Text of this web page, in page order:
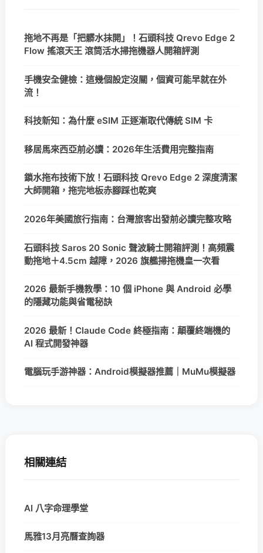
拖地不再是「把髒水抹開」！石頭科技 Qrevo Edge 2
Flow 搖滾天王 滾筒活水掃拖機器人開箱評測
手機安全健檢：這幾個設定沒關，個資可能早就在外
流！
科技新知：為什麼 eSIM 正逐漸取代傳統 SIM 卡
移居馬來西亞前必讀：2026年生活費用完整指南
鎖水拖布技術下放！石頭科技 Qrevo Edge 2 深度清潔
大師開箱，拖完地板赤腳踩也乾爽
2026年美國旅行指南：台灣旅客出發前必讀完整攻略
石頭科技 Saros 20 Sonic 聲波騎士開箱評測！高頻震
動拖地＋4.5cm 越障，2026 旗艦掃拖機皇一次看
2026 最新手機教學：10 個 iPhone 與 Android 必學
的隱藏功能與省電秘訣
2026 最新！Claude Code 終極指南：顛覆終端機的
AI 程式開發神器
電腦玩手游神器：Android模擬器推薦｜MuMu模擬器
相關連結
AI 八字命理學堂
馬雅13月亮曆查詢器